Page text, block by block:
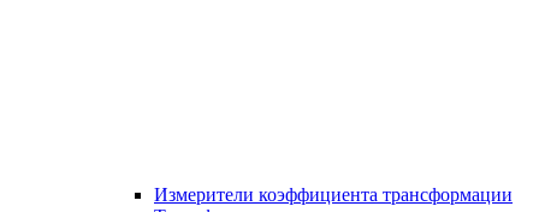
Измерители коэффициента трансформации